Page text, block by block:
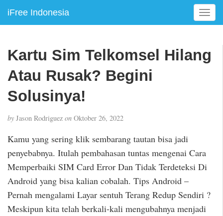
iFree Indonesia
T
o
l
i
o
Kartu Sim Telkomsel Hilang
Atau Rusak? Begini
Solusinya!
by Jason Rodriguez on Oktober 26, 2022
Kamu yang sering klik sembarang tautan bisa jadi
penyebabnya. Itulah pembahasan tuntas mengenai Cara
Memperbaiki SIM Card Error Dan Tidak Terdeteksi Di
Android yang bisa kalian cobalah. Tips Android –
Pernah mengalami Layar sentuh Terang Redup Sendiri ?
Meskipun kita telah berkali-kali mengubahnya menjadi